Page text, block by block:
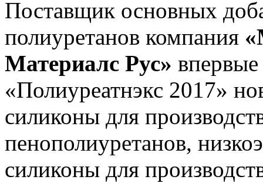
Поставщик основных
полиуретанов компания
Материалс Рус» впервые
«Полиуреатнэкс 2017»
силиконы для
пенополиуретанов,
силиконы для